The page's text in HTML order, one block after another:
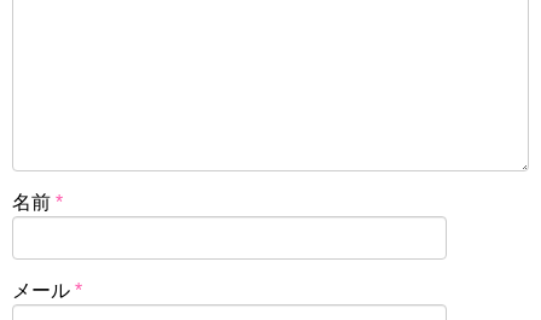
名前 *
メール *